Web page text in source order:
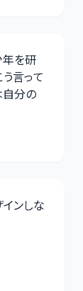
年を研
言って
自分の
ンしな